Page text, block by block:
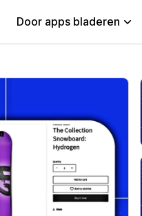
Door apps bladeren